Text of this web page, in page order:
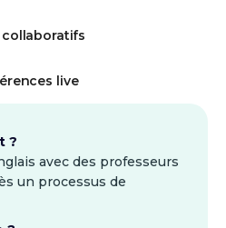
collaboratifs
live
?
avec des professeurs
un processus de